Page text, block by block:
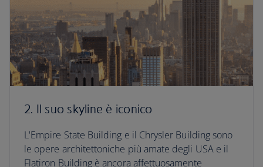
2. Il suo skyline è iconico
L'Empire State Building e il Chrysler Building sono
le opere architettoniche più amate degli USA e il
Flatiron Building è ancora affettuosamente